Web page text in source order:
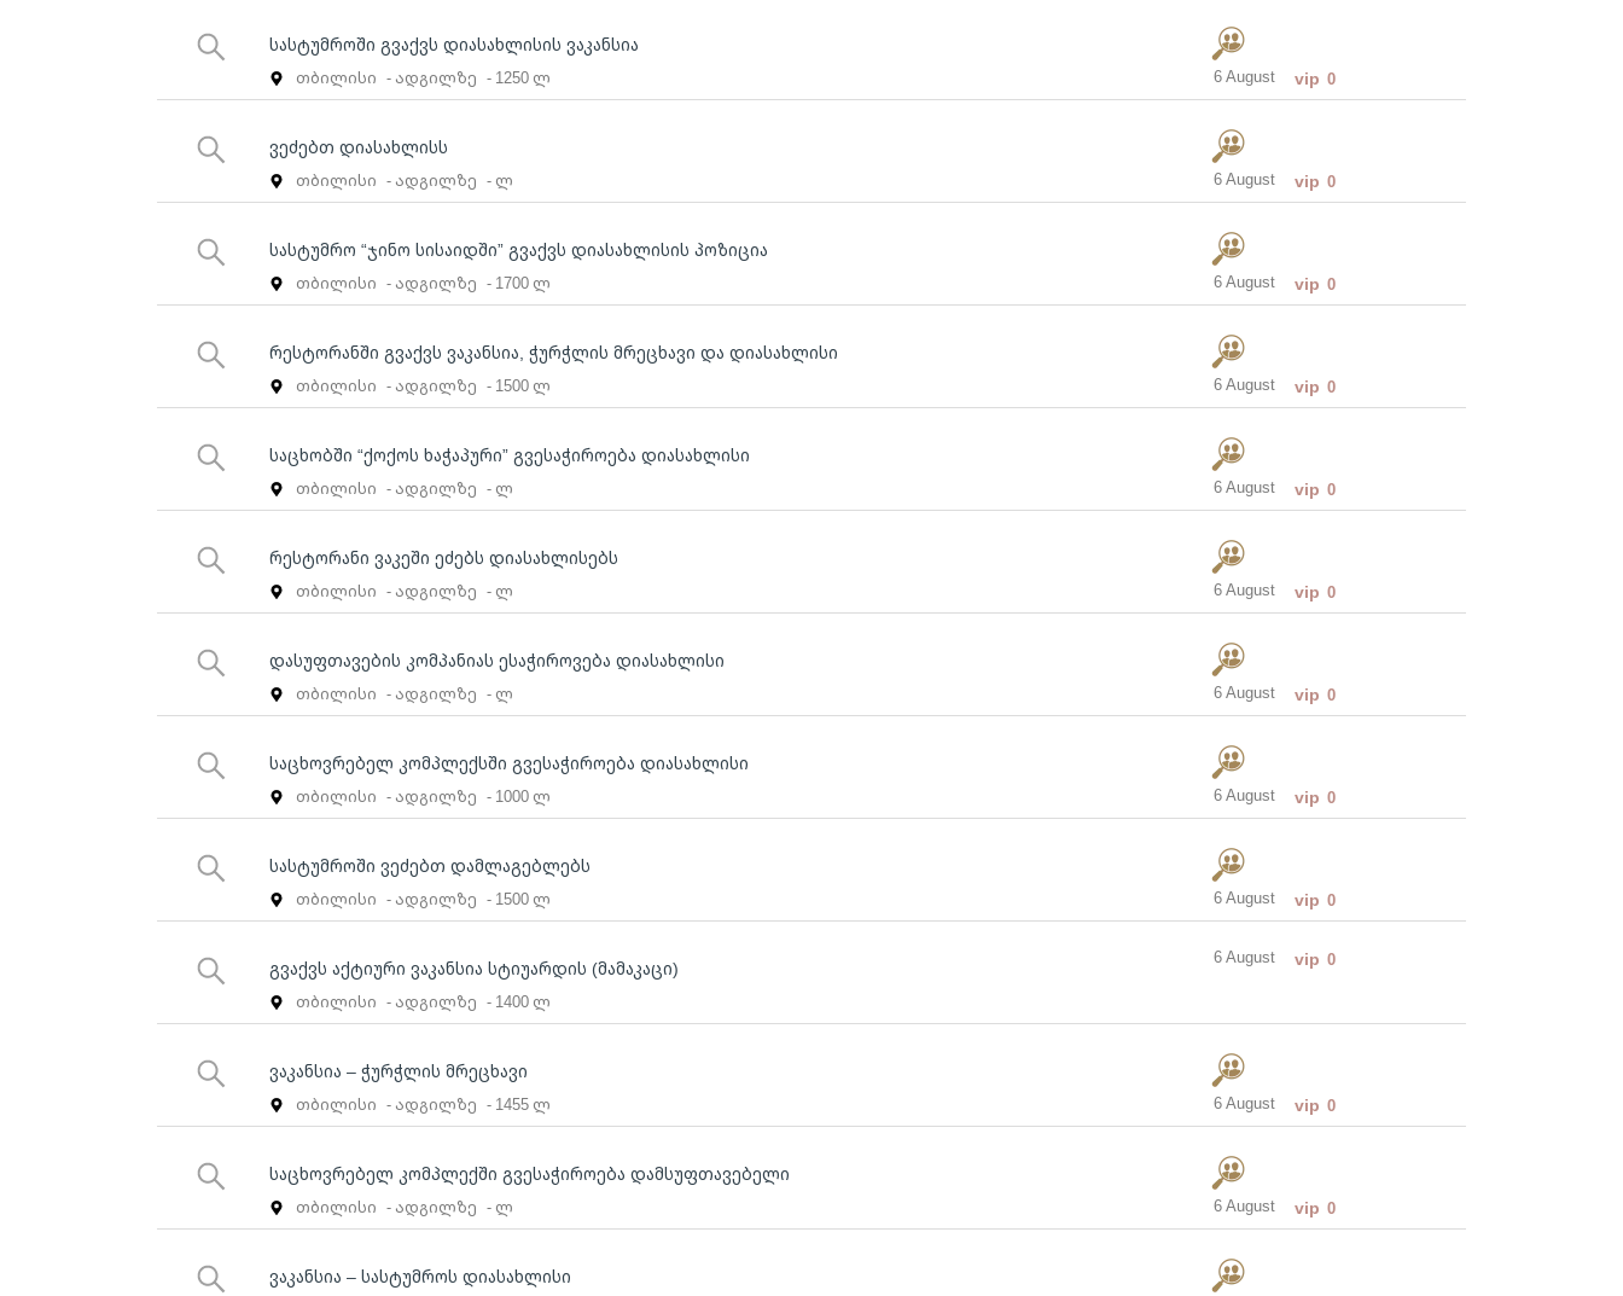
სასტუმროში გვაქვს დიასახლისის ვაკანსია
თბილისი - ადგილზე - 1250 ლ 6 August vip 0
ვეძებთ დიასახლისს
თბილისი - ადგილზე - ლ 6 August vip 0
სასტუმრო “ჯინო სისაიდში” გვაქვს დიასახლისის პოზიცია
თბილისი - ადგილზე - 1700 ლ 6 August vip 0
რესტორანში გვაქვს ვაკანსია, ჭურჭლის მრეცხავი და დიასახლისი
თბილისი - ადგილზე - 1500 ლ 6 August vip 0
საცხობში “ქოქოს ხაჭაპური” გვესაჭიროება დიასახლისი
თბილისი - ადგილზე - ლ 6 August vip 0
რესტორანი ვაკეში ეძებს დიასახლისებს
თბილისი - ადგილზე - ლ 6 August vip 0
დასუფთავების კომპანიას ესაჭიროვება დიასახლისი
თბილისი - ადგილზე - ლ 6 August vip 0
საცხოვრებელ კომპლექსში გვესაჭიროება დიასახლისი
თბილისი - ადგილზე - 1000 ლ 6 August vip 0
სასტუმროში ვეძებთ დამლაგებლებს
თბილისი - ადგილზე - 1500 ლ 6 August vip 0
გვაქვს აქტიური ვაკანსია სტიუარდის (მამაკაცი)
თბილისი - ადგილზე - 1400 ლ
6 August vip 0
ვაკანსია – ჭურჭლის მრეცხავი
თბილისი - ადგილზე - 1455 ლ 6 August vip 0
საცხოვრებელ კომპლექში გვესაჭიროება დამსუფთავებელი
თბილისი - ადგილზე - ლ 6 August vip 0
ვაკანსია – სასტუმროს დიასახლისი